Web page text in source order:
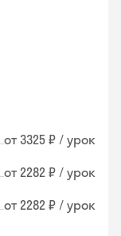
от 3325 ₽ / урок
от 2282 ₽ / урок
от 2282 ₽ / урок